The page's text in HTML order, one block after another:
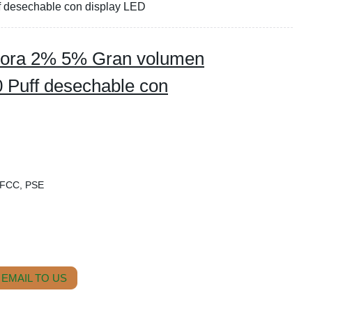
con display LED
2% 5% Gran volumen
Puff desechable con
PSE
TO US